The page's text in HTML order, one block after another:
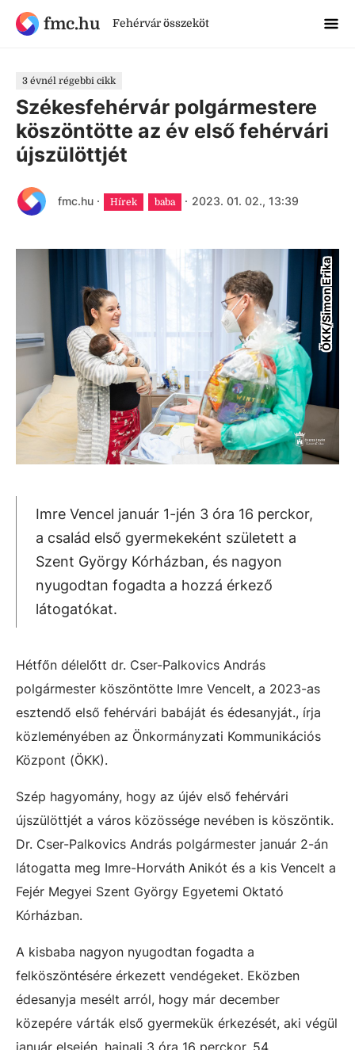
fmc.hu Fehérvár összeköt
3 évnél régebbi cikk
Székesfehérvár polgármestere
köszöntötte az év első fehérvári
újszülöttjét
fmc.hu · Hírek baba · 2023. 01. 02., 13:39
ÖKK/Simon Erika
Imre Vencel január 1-jén 3 óra 16 perckor,
a család első gyermekeként született a
Szent György Kórházban, és nagyon
nyugodtan fogadta a hozzá érkező
látogatókat.
Hétfőn délelőtt dr. Cser-Palkovics András
polgármester köszöntötte Imre Vencelt, a 2023-as
esztendő első fehérvári babáját és édesanyját., írja
közleményében az Önkormányzati Kommunikációs
Központ (ÖKK).
Szép hagyomány, hogy az újév első fehérvári
újszülöttjét a város közössége nevében is köszöntik.
Dr. Cser-Palkovics András polgármester január 2-án
látogatta meg Imre-Horváth Anikót és a kis Vencelt a
Fejér Megyei Szent György Egyetemi Oktató
Kórházban.
A kisbaba nagyon nyugodtan fogadta a
felköszöntésére érkezett vendégeket. Eközben
édesanyja mesélt arról, hogy már december
közepére várták első gyermekük érkezését, aki végül
január elsején, hajnali 3 óra 16 perckor, 54